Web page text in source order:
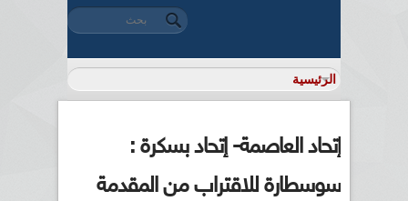
استمارة البحث
‏بحث ‏
إتحاد العاصمة- إتحاد بسكرة :
سوسطارة للاقتراب من المقدمة